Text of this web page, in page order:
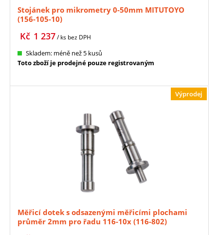
Stojánek pro mikrometry 0-50mm MITUTOYO
(156-105-10)
1 237
Kč / ks bez DPH
Skladem: méně než 5 kusů
Toto zboží je prodejné pouze registrovaným
Výprodej
Měřicí dotek s odsazenými měřicími plochami
průměr 2mm pro řadu 116-10x (116-802)